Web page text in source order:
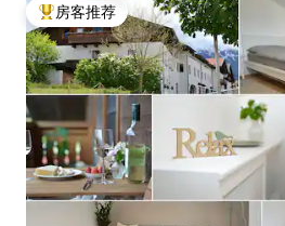
热门「房客推荐」
房客推荐